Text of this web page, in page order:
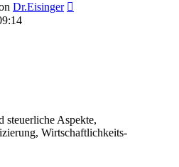
Dr.Eisinger
Aspekte,
Wirtschaftlichkeits-